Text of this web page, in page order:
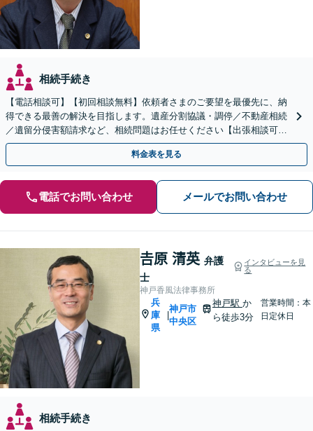
相続手続き
【電話相談可】【初回相談無料】依頼者さまのご要望を最優先に、納
得できる最善の解決を目指します。遺産分割協議・調停／不動産相続
／遺留分侵害額請求など、相続問題はお任せください【出張相談可】
紛争化したトラブルのご相談も対応します【神戸駅3分】
料金表を見る
電話でお問い合わせ メールでお問い合わせ
𠮷原 清英 弁護
士
インタビューを見
る
神戸香風法律事務所
兵
庫
県
神戸市
中央区
神戸駅 か
ら徒歩3分
営業時間：本
日定休日
相続手続き